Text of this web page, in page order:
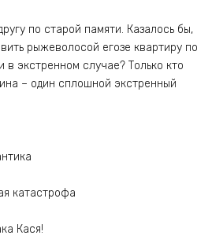
по старой памяти. Казалось бы,
рыжеволосой егозе квартиру по
в экстренном случае? Только кто
– один сплошной экстренный
катастрофа
Кася!